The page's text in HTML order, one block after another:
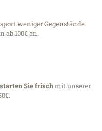
weniger Gegenstände
ab 100€ an.
starten Sie frischmit unserer